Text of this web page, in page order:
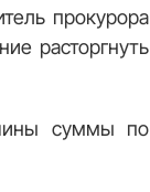
прокурора
расторгнуть
суммы по